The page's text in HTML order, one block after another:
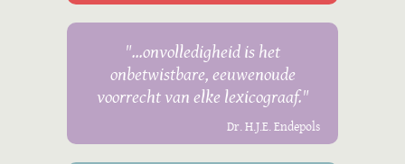
"...onvolledigheid is het
onbetwistbare, eeuwenoude
voorrecht van elke lexicograaf."
Dr. H.J.E. Endepols